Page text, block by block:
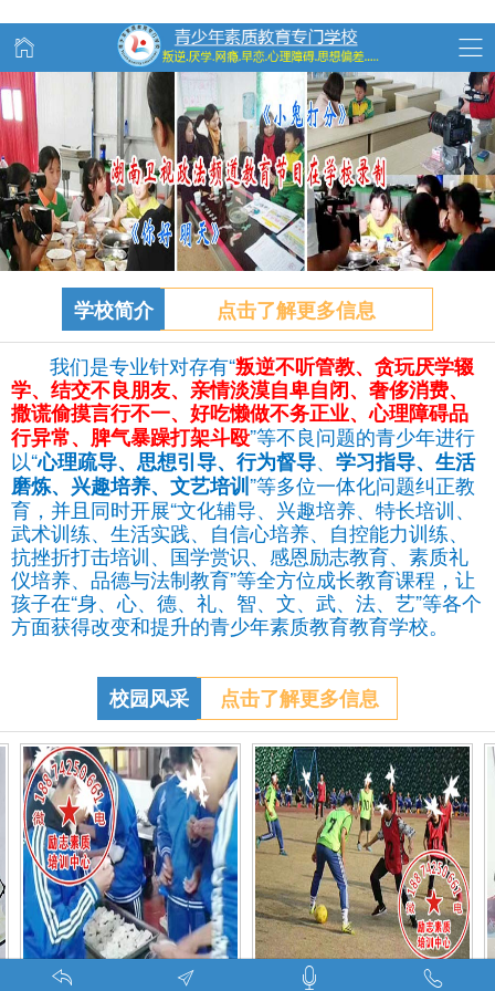
学校简介
点击了解更多信息
我们是专业针对存有“叛逆不听管教、 贪玩厌学辍
学、结交不良朋友、亲情淡漠自卑自闭、奢侈消费、
撒谎偷摸言行不一、好吃懒做不务正业、心理障碍品
行异常、脾气暴躁打架斗殴”等不良问题的青少年进行
以“心理疏导、思想引导、行为督导、 学习指导、生活
磨炼、兴趣培养、文艺培训”等多位一体化问题纠正教
育，并且同时开展“文化辅导、兴趣培养、特长培训、
武术训练、生活实践、自信心培养、自控能力训练、
抗挫折打击培训、国学赏识、感恩励志教育、素质礼
仪培养、品德与法制教育”等全方位成长教育课程，让
孩子在“身、心、德、礼、智、文、武、法、艺”等各个
方面获得改变和提升的青少年素质教育教育学校。
校园风采 点击了解更多信息
叛逆期孩子管教学校学生课外足球赛-叛逆的孩子怎么办